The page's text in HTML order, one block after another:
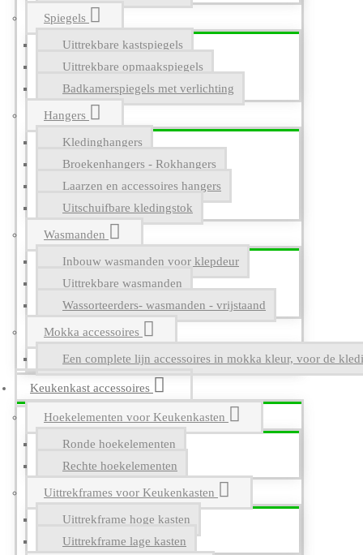
Spiegels
Uittrekbare kastspiegels
Uittrekbare opmaakspiegels
Badkamerspiegels met verlichting
Hangers
Kledinghangers
Broekenhangers - Rokhangers
Laarzen en accessoires hangers
Uitschuifbare kledingstok
Wasmanden
Inbouw wasmanden voor klepdeur
Uittrekbare wasmanden
Wassorteerders- wasmanden - vrijstaand
Mokka accessoires
Een complete lijn accessoires in mokka kleur, voor de
Keukenkast accessoires
Hoekelementen voor Keukenkasten
Ronde hoekelementen
Rechte hoekelementen
Uittrekframes voor Keukenkasten
Uittrekframe hoge kasten
Uittrekframe lage kasten